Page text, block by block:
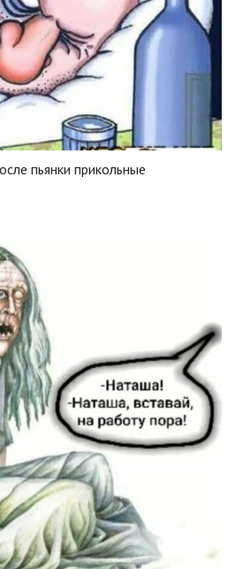
пьянки прикольные